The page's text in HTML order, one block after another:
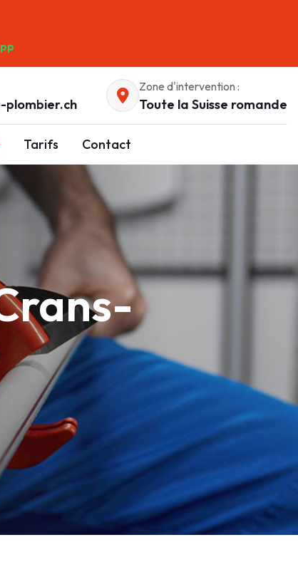
plombier.ch
Zone d'intervention :
Toute la Suisse romande
Tarifs Contact